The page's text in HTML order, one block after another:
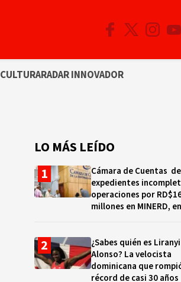
CULTURARADAR INNOVADOR
LO MÁS LEÍDO
Cámara de Cuentas
expedientes
operaciones por
millones en MINERD,
¿Sabes quién es Liranyi
Alonso? La velocista
dominicana que
récord de casi 30 años